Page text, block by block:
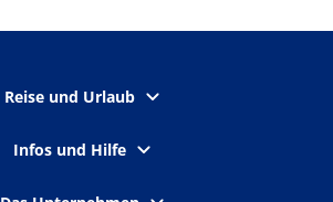
Reise und Urlaub
Infos und Hilfe